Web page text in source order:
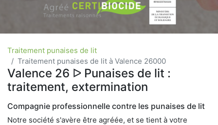
Traitement punaises de lit
Traitement punaises de lit à Valence 26000
Valence 26 ᐅ Punaises de lit :
traitement, extermination
Compagnie professionnelle contre les punaises de lit
Notre société s'avère être agréée, et se tient à votre